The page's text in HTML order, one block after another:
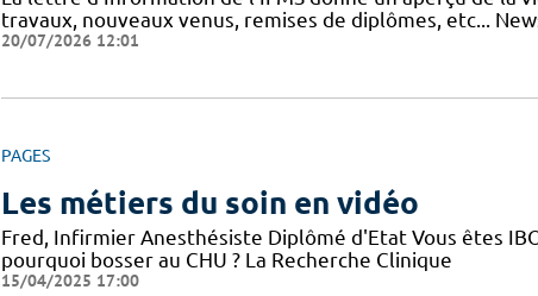
travaux, nouveaux venus, remises de diplômes, etc...
20/07/2026 12:01
PAGES
Les métiers du soin en vidéo
Fred, Infirmier Anesthésiste Diplômé d'Etat Vous êtes
pourquoi bosser au CHU ? La Recherche Clinique
15/04/2025 17:00